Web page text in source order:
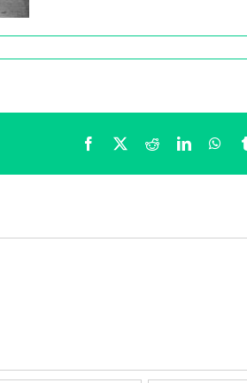
Facebook
X RedditLinkedIn